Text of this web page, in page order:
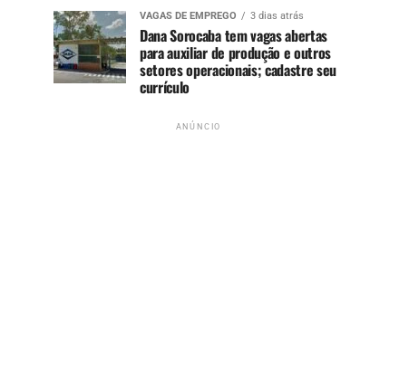
VAGAS DE EMPREGO 3 dias atrás
Dana Sorocaba tem vagas abertas
para auxiliar de produção e outros
setores operacionais; cadastre seu
currículo
ANÚNCIO